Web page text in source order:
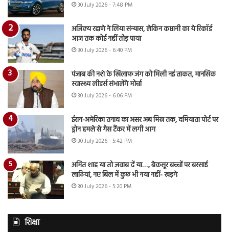
30 July 2026 - 7:48 PM
अजिंक्य रहाणे ने लिया संन्यास, लेकिन कप्तानी का ये रिकॉर्ड
आज तक कोई नहीं तोड़ पाया
30 July 2026 - 6:40 PM
पंजाब की नशे के खिलाफ जंग को मिली नई ताकत, मानसिक
स्वास्थ्य लीडर्स संभालेंगे मोर्चा
30 July 2026 - 6:06 PM
ईरान-अमेरिका तनाव का असर अब मिस्र तक, दमियाता पोर्ट पर
ड्रोन हमले से गैस टैंकर में लगी आग
30 July 2026 - 5:42 PM
अमित शाह या तो जवाब दें या…., बेकसूर बच्चों पर बरसाई
लाठियां, नए बिल में कुछ भी नया नहीं- खड़गे
30 July 2026 - 5:20 PM
शिक्षा